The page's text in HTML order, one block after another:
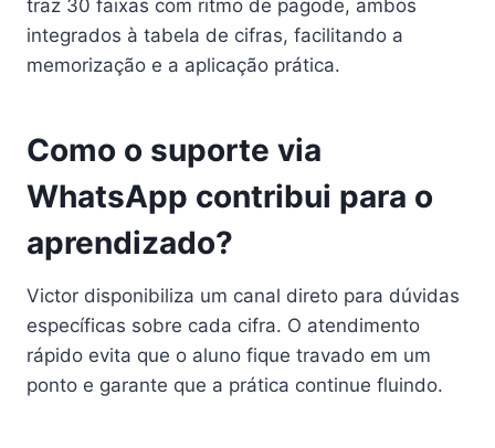
traz 30 faixas com ritmo de pagode, ambos
integrados à tabela de cifras, facilitando a
memorização e a aplicação prática.
Como o suporte via
WhatsApp contribui para o
aprendizado?
Victor disponibiliza um canal direto para dúvidas
específicas sobre cada cifra. O atendimento
rápido evita que o aluno fique travado em um
ponto e garante que a prática continue fluindo.